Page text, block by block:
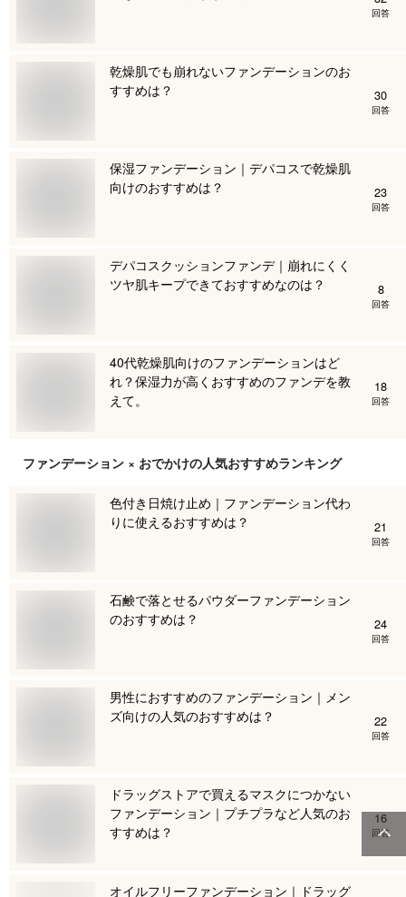
回答
乾燥肌でも崩れないファンデーションのお
すすめは？
30
回答
保湿ファンデーション｜デパコスで乾燥肌
向けのおすすめは？
23
回答
デパコスクッションファンデ｜崩れにくく
ツヤ肌キープできておすすめなのは？
8
回答
40代乾燥肌向けのファンデーションはど
れ？保湿力が高くおすすめのファンデを教
えて。
18
回答
ファンデーション × おでかけの人気おすすめランキング
色付き日焼け止め｜ファンデーション代わ
りに使えるおすすめは？
21
回答
石鹸で落とせるパウダーファンデーション
のおすすめは？
24
回答
男性におすすめのファンデーション｜メン
ズ向けの人気のおすすめは？
22
回答
ドラッグストアで買えるマスクにつかない
ファンデーション｜プチプラなど人気のお
すすめは？
16
回答
オイルフリーファンデーション｜ドラッグ